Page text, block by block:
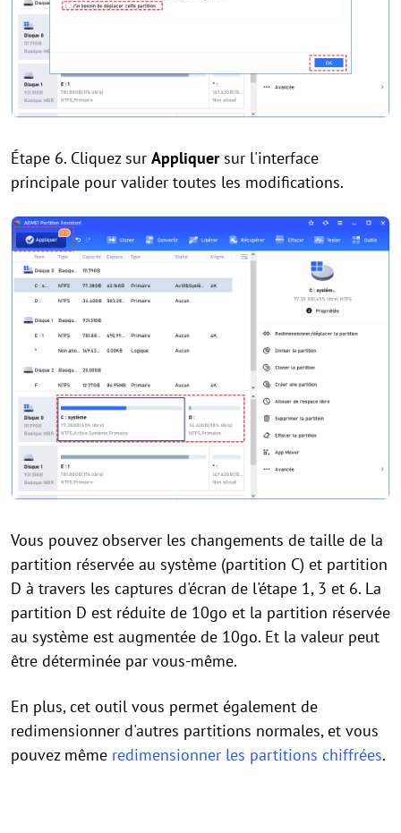
Étape 6. Cliquez sur Appliquersur l'interface
principale pour valider toutes les modifications.
Vous pouvez observer les changements de taille de la
partition réservée au système (partition C) et partition
D à travers les captures d'écran de l'étape 1, 3 et 6. La
partition D est réduite de 10go et la partition réservée
au système est augmentée de 10go. Et la valeur peut
être déterminée par vous-même.
En plus, cet outil vous permet également de
redimensionner d'autres partitions normales, et vous
pouvez même redimensionner les partitions chiffrées.